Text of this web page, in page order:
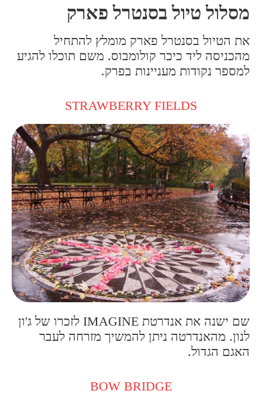
מסלול טיול בסנטרל פארק
את הטיול בסנטרל פארק מומלץ להתחיל
מהכניסה ליד כיכר קולומבוס. משם תוכלו להגיע
למספר נקודות מעניינות בפרק.
STRAWBERRY FIELDS
שם ישנה את אנדרטת IMAGINE לזכרו של ג'ון
לנון. מהאנדרטה ניתן להמשיך מזרחה לעבר
האגם הגדול.
BOW BRIDGE